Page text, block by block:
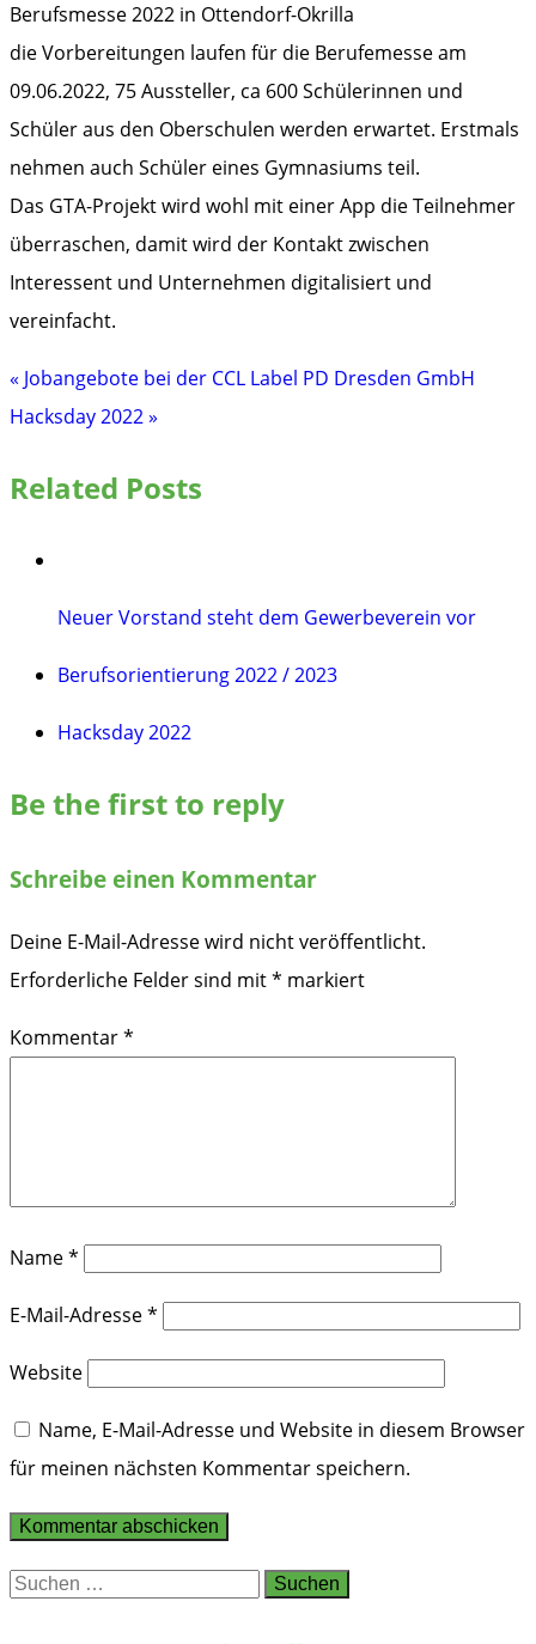
die Vorbereitungen laufen für die Berufemesse am
09.06.2022, 75 Aussteller, ca 600 Schülerinnen und
Schüler aus den Oberschulen werden erwartet. Erstmals
nehmen auch Schüler eines Gymnasiums teil.
Das GTA-Projekt wird wohl mit einer App die Teilnehmer
überraschen, damit wird der Kontakt zwischen
Interessent und Unternehmen digitalisiert und
vereinfacht.
Beitragsnavigation
« Jobangebote bei der CCL Label PD Dresden GmbH
Hacksday 2022 »
Related Posts
Neuer Vorstand steht dem Gewerbeverein vor
Berufsorientierung 2022 / 2023
Hacksday 2022
Be the first to reply
Schreibe einen Kommentar
Deine E-Mail-Adresse wird nicht veröffentlicht.
Erforderliche Felder sind mit* markiert
Kommentar*
Name*
E-Mail-Adresse*
Website
Name, E-Mail-Adresse und Website in diesem Browser
für meinen nächsten Kommentar speichern.
Suchen